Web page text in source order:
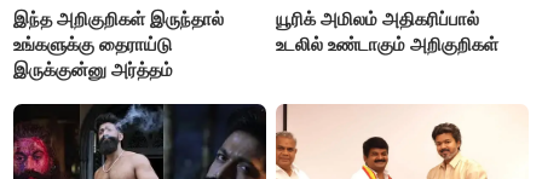
இந்த அறிகுறிகள் இருந்தால்
உங்களுக்கு தைராய்டு
இருக்குன்னு அர்த்தம்
யூரிக் அமிலம் அதிகரிப்பால்
உடலில் உண்டாகும் அறிகுறிகள்